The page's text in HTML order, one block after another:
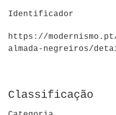
Identificador
https://
almada-negreiros/
Classificação